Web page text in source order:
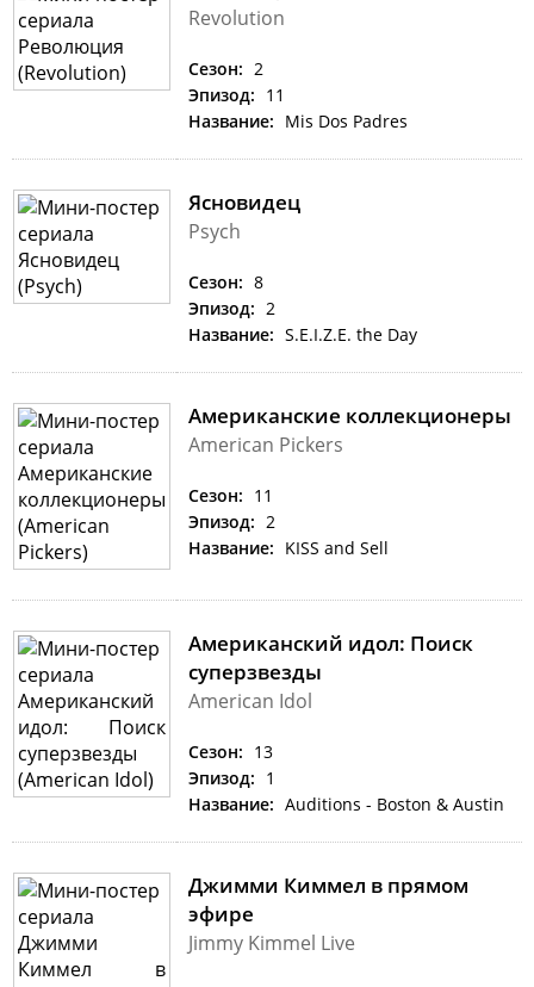
Revolution
Сезон: 2
Эпизод: 11
Название: Mis Dos Padres
Ясновидец
Psych
Сезон: 8
Эпизод: 2
Название: S.E.I.Z.E. the Day
Американские коллекционеры
American Pickers
Сезон: 11
Эпизод: 2
Название: KISS and Sell
Американский идол: Поиск
суперзвезды
American Idol
Сезон: 13
Эпизод: 1
Название: Auditions - Boston & Austin
Джимми Киммел в прямом
эфире
Jimmy Kimmel Live